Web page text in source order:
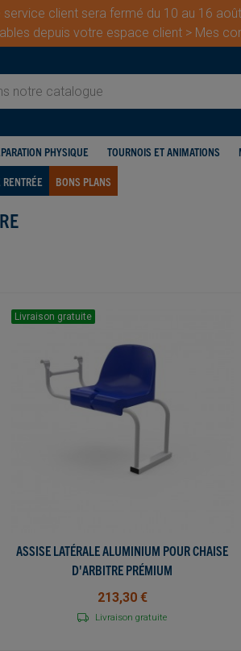
client sera fermé du 10 au 16
depuis votre espace client > Mes
PHYSIQUE TOURNOIS ET ANIMATIONS
BONS PLANS
Livraison gratuite
AJOUTER AU PANIER
ASSISE LATÉRALE ALUMINIUM POUR CHAISE
D'ARBITRE PRÉMIUM
213,30 €
Livraison gratuite